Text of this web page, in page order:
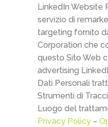
LinkedIn Website
servizio di
targeting fornito
Corporation che
questo Sito Web
advertising
Dati Personali
Strumenti di
Luogo del
Privacy Policy –